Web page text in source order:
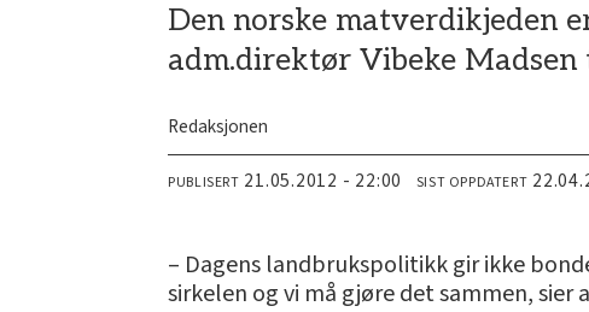
Den norske matverdikjeden
adm.direktør Vibeke
Redaksjonen
PUBLISERT 21.05.2012 - 22:00 SIST OPPDATERT
– Dagens landbrukspolitikk gir ikke
sirkelen og vi må gjøre det sammen, sier